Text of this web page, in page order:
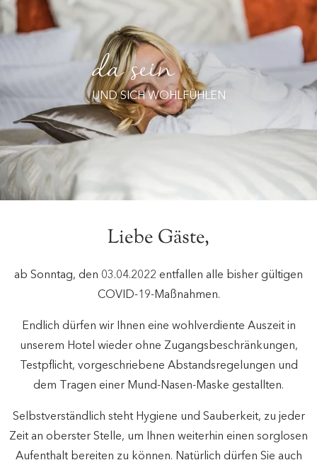
da sein
UND SICH WOHLFÜHLEN
Liebe Gäste,
ab Sonntag, den 03.04.2022 entfallen alle bisher gültigen
COVID-19-Maßnahmen.
Endlich dürfen wir Ihnen eine wohlverdiente Auszeit in
unserem Hotel wieder ohne Zugangsbeschränkungen,
Testpflicht, vorgeschriebene Abstandsregelungen und
dem Tragen einer Mund-Nasen-Maske gestallten.
Selbstverständlich steht Hygiene und Sauberkeit, zu jeder
Zeit an oberster Stelle, um Ihnen weiterhin einen sorglosen
Aufenthalt bereiten zu können. Natürlich dürfen Sie auch